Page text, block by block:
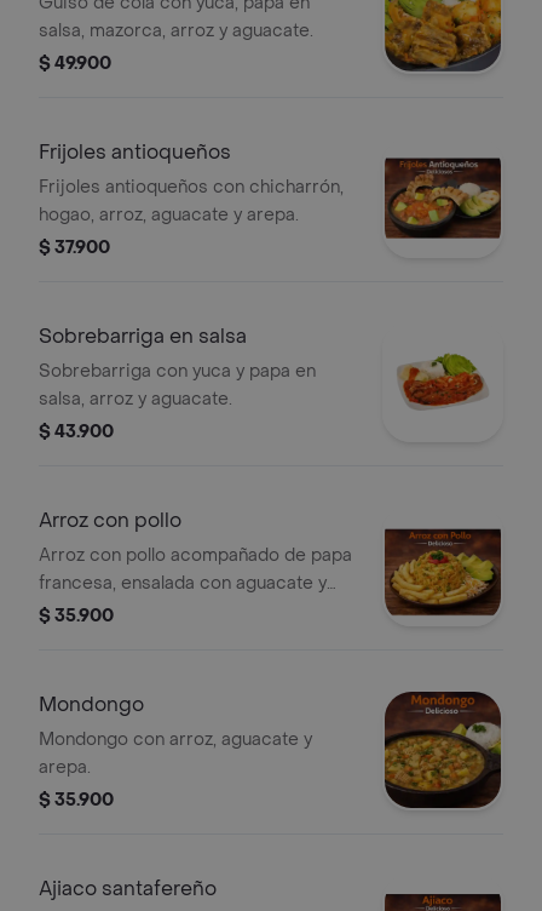
salsa, mazorca, arroz y aguacate.
$ 49.900
Frijoles antioqueños
Frijoles antioqueños con chicharrón,
hogao, arroz, aguacate y arepa.
$ 37.900
Sobrebarriga en salsa
Sobrebarriga con yuca y papa en
salsa, arroz y aguacate.
$ 43.900
Arroz con pollo
Arroz con pollo acompañado de papa
francesa, ensalada con aguacate y
verduras.
$ 35.900
Mondongo
Mondongo con arroz, aguacate y
arepa.
$ 35.900
Ajiaco santafereño